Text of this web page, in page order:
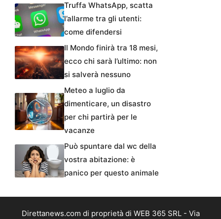
Truffa WhatsApp, scatta
l’allarme tra gli utenti:
come difendersi
Il Mondo finirà tra 18 mesi,
ecco chi sarà l’ultimo: non
si salverà nessuno
Meteo a luglio da
dimenticare, un disastro
per chi partirà per le
vacanze
Può spuntare dal wc della
vostra abitazione: è
panico per questo animale
Direttanews.com di proprietà di WEB 365 SRL - Via